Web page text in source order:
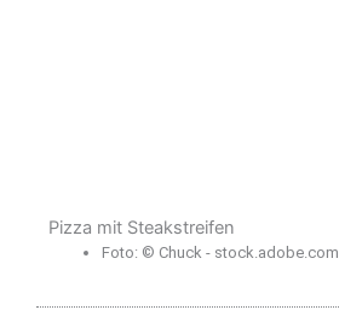
Pizza mit Steakstreifen
Foto: © Chuck - stock.adobe.com